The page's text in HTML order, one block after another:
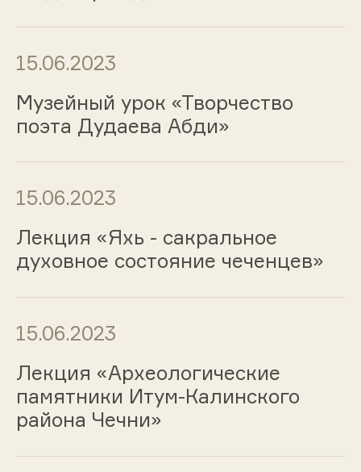
15.06.2023
Музейный урок «Творчество
поэта Дудаева Абди»
15.06.2023
Лекция «Яхь - сакральное
духовное состояние чеченцев»
15.06.2023
Лекция «Археологические
памятники Итум-Калинского
района Чечни»